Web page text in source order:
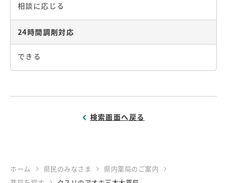
相談に応じる
24時間調剤対応
できる
検索画面へ戻る
ホーム 県民のみなさま
県内薬局のご案内